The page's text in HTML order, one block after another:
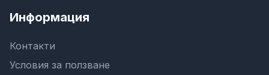
Информация
Контакти
Условия за ползване